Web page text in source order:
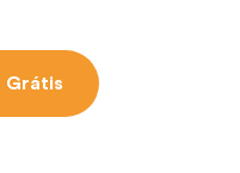
Grátis